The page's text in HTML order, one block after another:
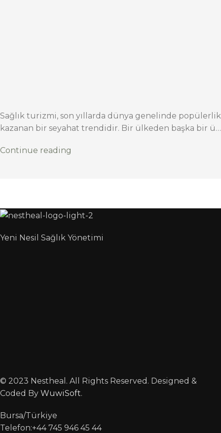
Sağlık turizmi, son yıllarda dünya genelinde popülerlik
kazanan bir seyahat trendidir. Bir ülkeden başka bir ü…
Continue reading
Yeni Nesil Sağlık Yönetimi
© 2023 Nestheal. All Rights Reserved. Designed &
Coded By WuwiSoft.
Bursa/Türkiye
Telefon:+44 745 946 45 44